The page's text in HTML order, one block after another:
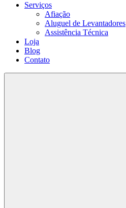
Serviços
Afiação
Aluguel de Levantadores
Assistência Técnica
Loja
Blog
Contato